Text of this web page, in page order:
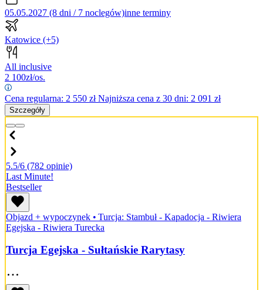
05.05.2027 (8 dni / 7 noclegów)inne terminy
Katowice (+5)
All inclusive
2 100zł/os.
Cena regularna: 2 550 złNajniższa cena z 30 dni: 2 091 zł
Szczegóły
5.5/6 (782 opinie)
Last Minute!
Bestseller
Objazd + wypoczynek • Turcja: Stambuł - Kapadocja - Riwiera
Egejska - Riwiera Turecka
Turcja Egejska - Sułtańskie Rarytasy